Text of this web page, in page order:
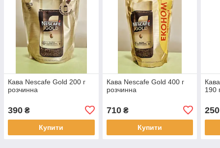
Кава Nescafe Gold 200 г
розчинна
390 ₴
Купити
Кава Nescafe Gold 400 г
розчинна
710₴
Купити
190
250